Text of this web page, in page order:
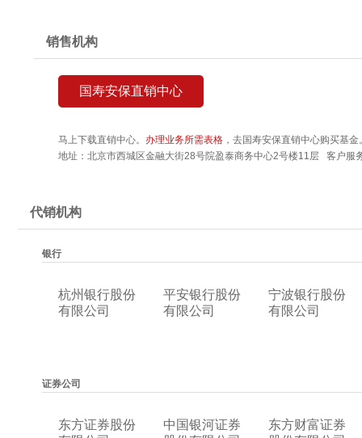
销售机构
国寿安保直销中心
马上下载直销中心。 办理业务所需表格，去国寿安保直销中心购买基金
地址：北京市西城区金融大街28号院盈泰商务中心2号楼11层 客户服
代销机构
银行
杭州银行股份
有限公司
平安银行股份
有限公司
宁波银行股份
有限公司
证券公司
东方证券股份
中国银河证券
东方财富证券